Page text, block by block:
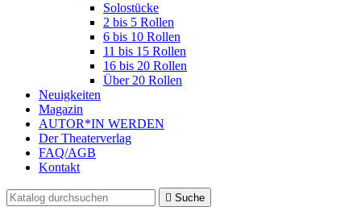
Solostücke
2 bis 5 Rollen
6 bis 10 Rollen
11 bis 15 Rollen
16 bis 20 Rollen
Über 20 Rollen
Neuigkeiten
Magazin
AUTOR*IN WERDEN
Der Theaterverlag
FAQ/AGB
Kontakt
 Suche